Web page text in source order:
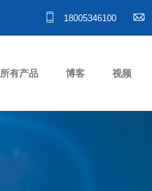
18005346100
所有产品 博客 视频